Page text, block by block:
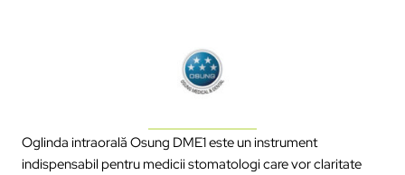
Oglinda intraorală Osung DME1 este un instrument
indispensabil pentru medicii stomatologi care vor claritate